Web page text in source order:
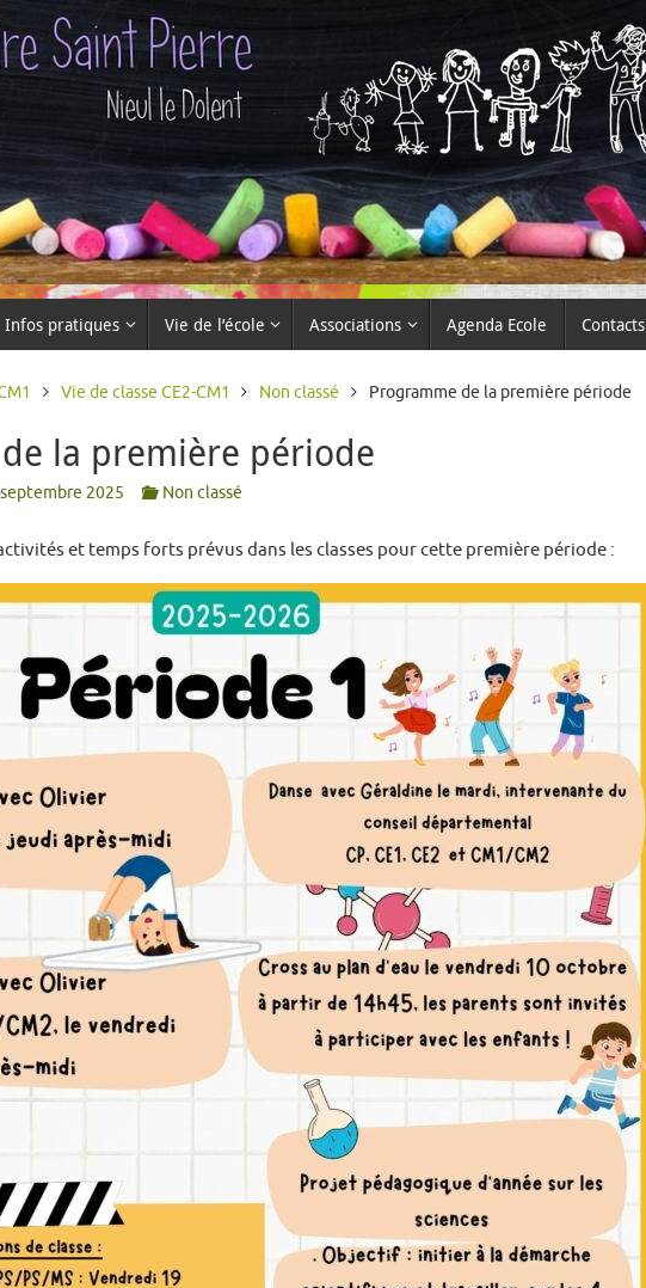
Infos pratiques Vie de l’école Associations Agenda Ecole Contacts
Vie de classe CE2-CM1 Non classé Programme de la première période
la première période
2025 Non classé
et temps forts prévus dans les classes pour cette première période :